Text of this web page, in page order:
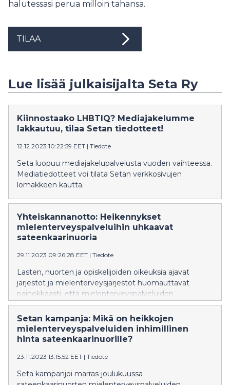
halutessasi perua milloin tahansa.
TILAA
Lue lisää julkaisijalta Seta Ry
Kiinnostaako LHBTIQ? Mediajakelumme
lakkautuu, tilaa Setan tiedotteet!
12.12.2023 10:22:59 EET | Tiedote
Seta luopuu mediajakelupalvelusta vuoden vaihteessa.
Mediatiedotteet voi tilata Setan verkkosivujen
lomakkeen kautta.
Yhteiskannanotto: Heikennykset
mielenterveyspalveluihin uhkaavat
sateenkaarinuoria
29.11.2023 09:26:28 EET | Tiedote
Lasten, nuorten ja opiskelijoiden oikeuksia ajavat
järjestöt ja mielenterveysjärjestöt huomauttavat
painokkaasti, että mielenterveyspalveluiden
saavutettavuuden ja laadun parantaminen on
välttämätöntä, jotta sateenkaarinuorten oikeus hyvään
mielenterveyteen toteutuu.
Setan kampanja: Mikä on heikkojen
mielenterveyspalveluiden inhimillinen
hinta sateenkaarinuorille?
23.11.2023 13:15:52 EET | Tiedote
Seta kampanjoi marras-joulukuussa